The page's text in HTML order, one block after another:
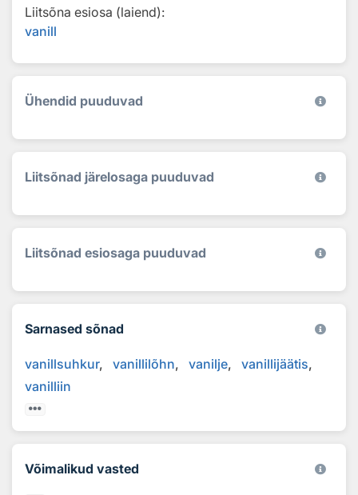
Liitsõna esiosa (laiend):
vanill
Ühendid puuduvad
Liitsõnad järelosaga puuduvad
Liitsõnad esiosaga puuduvad
Sarnased sõnad
vanillsuhkur vanillilõhn vanilje
vanillijäätis
vanilliin
Võimalikud vasted